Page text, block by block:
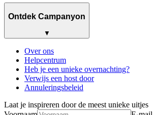
Ontdek Campanyon
▼
Over ons
Helpcentrum
Heb je een unieke overnachting?
Verwijs een host door
Annuleringsbeleid
Laat je inspireren door de meest unieke uitjes